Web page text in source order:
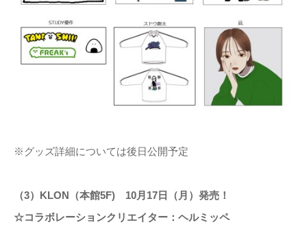
※グッズ詳細については後日公開予定
（3）KLON（本館5F) 10月17日（月）発売！
☆コラボレーションクリエイター：ヘルミッペ